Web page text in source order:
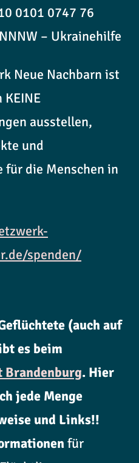
0101 0747 76
– Ukrainehilfe
Neue Nachbarn ist
ausstellen,
und
die Menschen in
spenden/
(auch auf
es beim
. Hier
jede Menge
und Links!!
für